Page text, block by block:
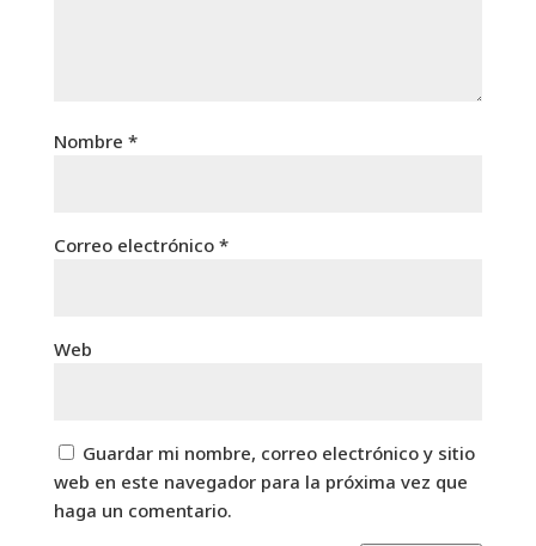
Nombre *
Correo electrónico *
Web
Guardar mi nombre, correo electrónico y sitio
web en este navegador para la próxima vez que
haga un comentario.